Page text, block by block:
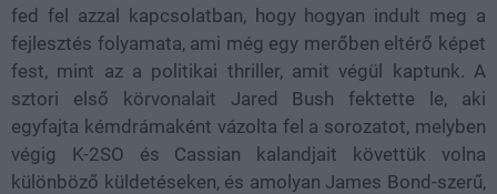
fed fel azzal kapcsolatban, hogy hogyan indult meg a
fejlesztés folyamata, ami még egy merőben eltérő képet
fest, mint az a politikai thriller, amit végül kaptunk. A
sztori első körvonalait Jared Bush fektette le, aki
egyfajta kémdrámaként vázolta fel a sorozatot, melyben
végig K-2SO és Cassian kalandjait követtük volna
különböző küldetéseken, és amolyan James Bond-szerű,